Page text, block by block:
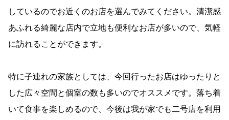
しているのでお近くのお店を選んでみてください。清潔感
あふれる綺麗な店内で立地も便利なお店が多いので、気軽
に訪れることができます。
特に子連れの家族としては、今回行ったお店はゆったりと
した広々空間と個室の数も多いのでオススメです。落ち着
いて食事を楽しめるので、今後は我が家でも二号店を利用